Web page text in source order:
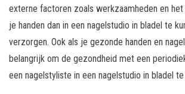
externe factoren zoals werkzaamheden en
je handen dan in een nagelstudio in bladel te
verzorgen. Ook als je gezonde handen en
belangrijk om de gezondheid met een
een nagelstyliste in een nagelstudio in bladel